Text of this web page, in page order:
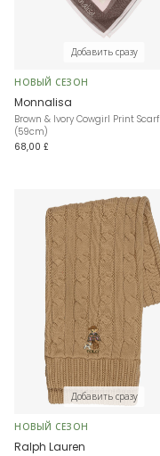
Добавить сразу
НОВЫЙ СЕЗОН
Monnalisa
Brown & Ivory Cowgirl Print Scarf
(59cm)
68,00 £
Добавить сразу
НОВЫЙ СЕЗОН
Ralph Lauren